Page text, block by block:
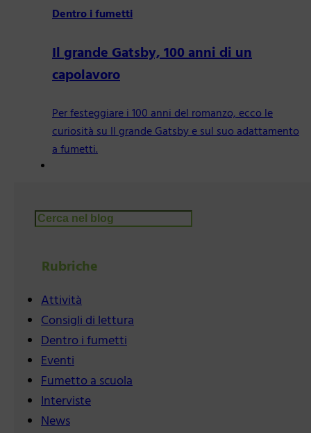
Dentro i fumetti
Il grande Gatsby, 100 anni di un
capolavoro
Per festeggiare i 100 anni del romanzo, ecco le
curiosità su Il grande Gatsby e sul suo adattamento
a fumetti.
Cerca
Rubriche
Attività
Consigli di lettura
Dentro i fumetti
Eventi
Fumetto a scuola
Interviste
News